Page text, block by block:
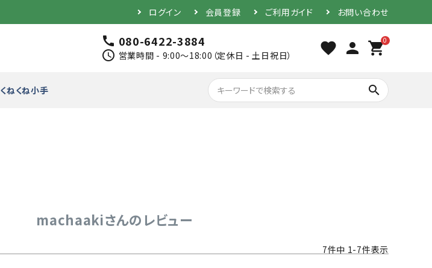
ログイン 会員登録 ご利用ガイド お問い合わせ
call 080-6422-3884
schedule 営業時間 - 9:00～18:00（定休日 - 土日祝日） favorite person 0
shopping_cart
くねくね小手 search
垂（単品）
machaakiさんのレビュー
7件中 1-7件表示